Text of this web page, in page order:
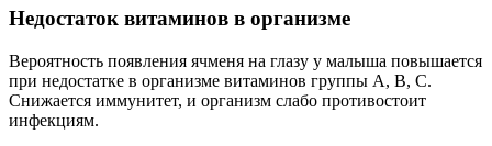
Недостаток витаминов в организме
Вероятность появления ячменя на глазу у малыша повышается
при недостатке в организме витаминов группы А, В, С.
Снижается иммунитет, и организм слабо противостоит
инфекциям.